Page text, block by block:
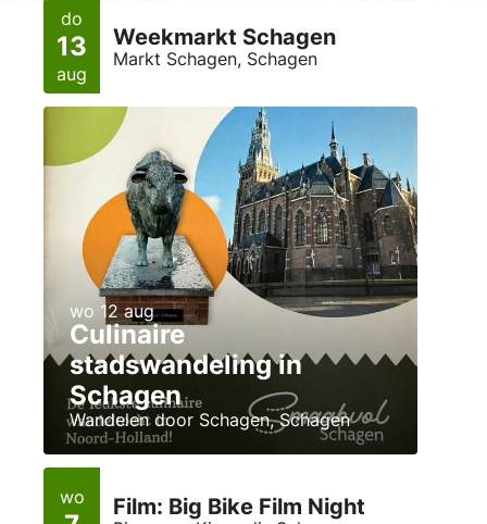
do
13
aug
Weekmarkt Schagen
Markt Schagen, Schagen
wo 12 aug
Culinaire
stadswandeling in
Schagen
Wandelen door Schagen, Schagen
wo Film: Big Bike Film Night